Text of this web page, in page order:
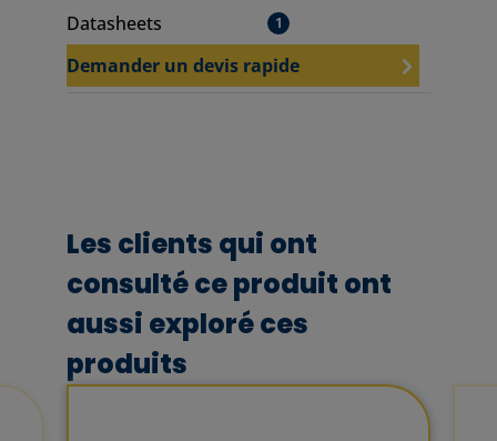
Datasheets
1
Demander un devis rapide
Les clients qui ont
consulté ce produit ont
aussi exploré ces
produits